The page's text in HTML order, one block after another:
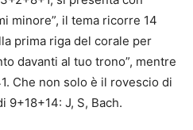
minore”, il tema ricorre 14
prima riga del corale per
davanti al tuo trono”, mentre
Che non solo è il rovescio di
9+18+14: J, S, Bach.